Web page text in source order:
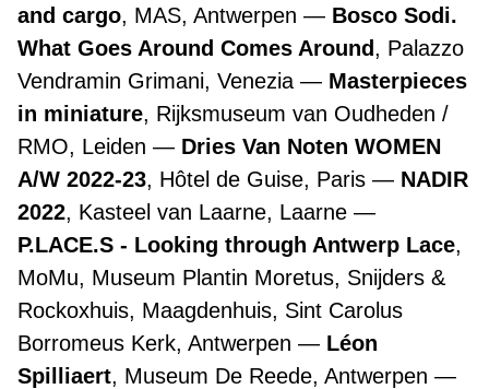
and cargo, MAS, Antwerpen
Bosco Sodi.
What Goes Around Comes Around, Palazzo
Vendramin Grimani, Venezia
Masterpieces
in miniature, Rijksmuseum van Oudheden /
RMO, Leiden
Dries Van Noten WOMEN
A/W 2022-23, Hôtel de Guise, Paris
NADIR
2022, Kasteel van Laarne, Laarne
P.LACE.S - Looking through Antwerp Lace,
MoMu, Museum Plantin Moretus, Snijders &
Rockoxhuis, Maagdenhuis, Sint Carolus
Borromeus Kerk, Antwerpen
Léon
Spilliaert, Museum De Reede, Antwerpen